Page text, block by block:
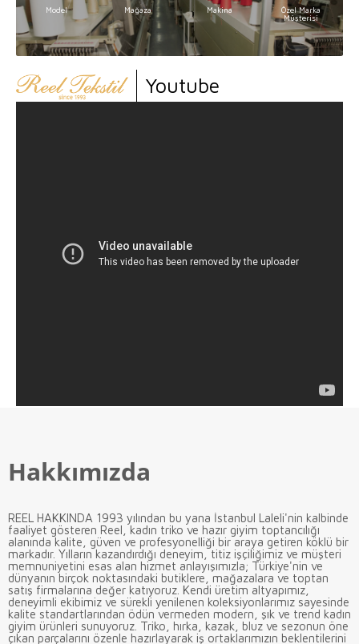
Model Mağaza Makina
Özel Marka
Müşterisi
Youtube
Hakkımızda
REEL HAKKINDA 1993 yılından bu yana İstanbul Laleli'nin kalbinde
faaliyet gösteren Reel, kadın triko ve hazır giyim toptancılığı
alanında kalite, güven ve profesyonelliği bir araya getiren köklü bir
markadır. Yılların kazandırdığı deneyim, titiz işçiliğimiz ve müşteri
memnuniyetini esas alan hizmet anlayışımızla; Türkiye'nin ve
dünyanın birçok noktasındaki butiklere, mağazalara ve toptan
satış firmalarına değer katıyoruz. Kendi üretim altyapımız,
deneyimli ekibimiz ve sürekli yenilenen koleksiyonlarımız sayesinde
kalite standartlarından ödün vermeden modern, şık ve trend kadın
giyim ürünleri sunuyoruz. Triko, hırka, kazak, bluz ve sezonun öne
çıkan parçalarını özenle hazırlayarak iş ortaklarımızın beklentilerini